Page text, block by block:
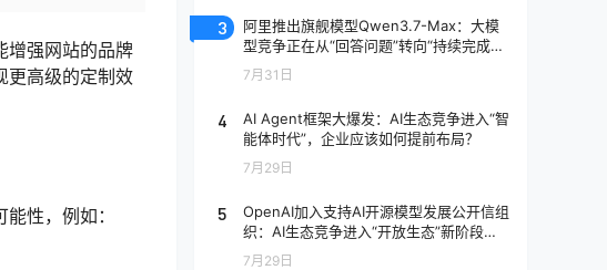
增强网站的品牌
更高级的定制效
性，例如：
3
阿里推出旗舰模型Qwen3.7-Max：大模
型竞争正在从“回答问题”转向“持续完成任
务”
7月31日
4
AI Agent框架大爆发：AI生态竞争进入“智
能体时代”，企业应该如何提前布局？
7月29日
5
OpenAI加入支持AI开源模型发展公开信组
织：AI生态竞争进入“开放生态”新阶段，
企业应该如何应对？
7月29日